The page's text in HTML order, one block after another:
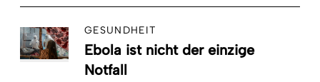
GESUNDHEIT
Ebola ist nicht der einzige
Notfall